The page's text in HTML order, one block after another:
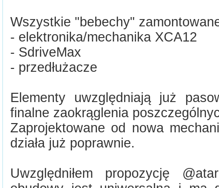
Wszystkie "bebechy"
- elektronika/mechanika XCA12
- SdriveMax
- przedłużacze
Elementy uwzględniają już
finalne zaokrąglenia
Zaprojektowane od nowa
działa już poprawnie.
Uwzględniłem propozycję